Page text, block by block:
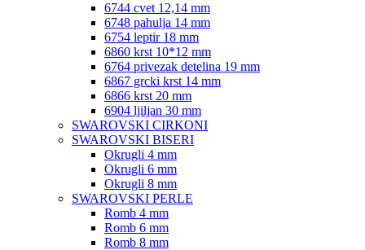
6744 cvet 12,14 mm
6748 pahulja 14 mm
6754 leptir 18 mm
6860 krst 10*12 mm
6764 privezak detelina 19 mm
6867 grcki krst 14 mm
6866 krst 20 mm
6904 ljiljan 30 mm
SWAROVSKI CIRKONI
SWAROVSKI BISERI
Okrugli 4 mm
Okrugli 6 mm
Okrugli 8 mm
SWAROVSKI PERLE
Romb 4 mm
Romb 6 mm
Romb 8 mm